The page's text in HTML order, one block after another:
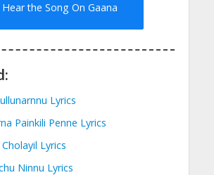
Hear the Song On Gaana
Lyrics
Painkili Penne Lyrics
Lyrics
Ninnu Lyrics